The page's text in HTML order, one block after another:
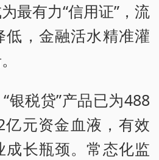
最有力“信用证”，流
低，金融活水精准灌
银税贷”产品已为488
元资金血液，有效
成长瓶颈。常态化监